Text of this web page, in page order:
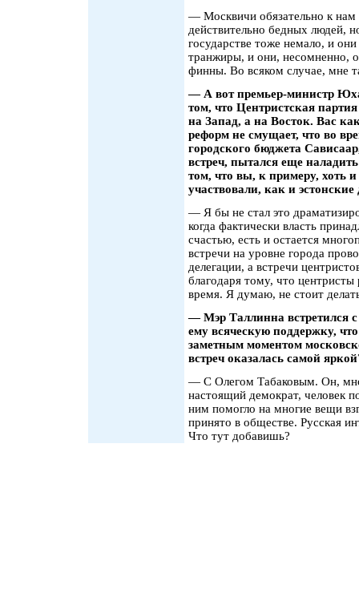
— Москвичи обязательно к
действительно бедных людей,
государстве тоже немало, и
транжиры, и они, несомненно,
финны. Во всяком случае, мне
— А вот премьер-министр
том, что Центристская
на Запад, а на Восток. Вас
реформ не смущает, что во
городского бюджета
встреч, пытался еще
том, что вы, к примеру, хоть и
участвовали, как и
— Я бы не стал это
когда фактически власть
счастью, есть и остается
встречи на уровне города
делегации, а встречи
благодаря тому, что центристы
время. Я думаю, не стоит
— Мэр Таллинна встретился
ему всяческую поддержку,
заметным моментом
встреч оказалась самой
— С Олегом Табаковым. Он,
настоящий демократ, человек
ним помогло на многие вещи
принято в обществе. Русская
Что тут добавишь?